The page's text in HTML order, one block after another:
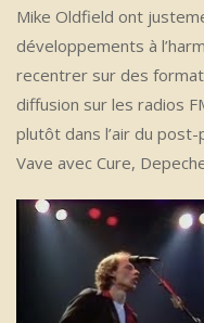
Mike Oldfield ont
développements à
recentrer sur des
diffusion sur les radios
plutôt dans l’air du post-
Vave avec Cure,